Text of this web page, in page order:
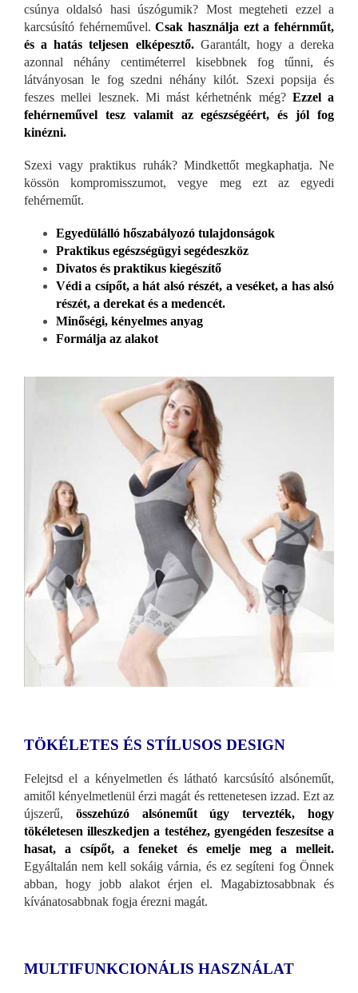
csúnya oldalsó hasi úszógumik? Most megteheti ezzel a
karcsúsító fehérneművel.Csak használja ezt a fehérnműt,
és a hatás teljesen elképesztő. Garantált, hogy a dereka
azonnal néhány centiméterrel kisebbnek fog tűnni, és
látványosan le fog szedni néhány kilót. Szexi popsija és
feszes mellei lesznek. Mi mást kérhetnénk még? Ezzel a
fehérneművel tesz valamit az egészségéért, és jól fog
kinézni.
Szexi vagy praktikus ruhák? Mindkettőt megkaphatja. Ne
kössön kompromisszumot, vegye meg ezt az egyedi
fehérneműt.
Egyedülálló hőszabályozó tulajdonságok
Praktikus egészségügyi segédeszköz
Divatos és praktikus kiegészítő
Védi a csípőt, a hát alsó részét, a veséket, a has alsó
részét, a derekat és a medencét.
Minőségi, kényelmes anyag
Formálja az alakot
TÖKÉLETES ÉS STÍLUSOS DESIGN
Felejtsd el a kényelmetlen és látható karcsúsító alsóneműt,
amitől kényelmetlenül érzi magát és rettenetesen izzad. Ezt az
újszerű, összehúzó alsóneműt úgy tervezték, hogy
tökéletesen illeszkedjen a testéhez, gyengéden feszesítse a
hasat, a csípőt, a feneket és emelje meg a melleit.
Egyáltalán nem kell sokáig várnia, és ez segíteni fog Önnek
abban, hogy jobb alakot érjen el. Magabiztosabbnak és
kívánatosabbnak fogja érezni magát.
MULTIFUNKCIONÁLIS HASZNÁLAT